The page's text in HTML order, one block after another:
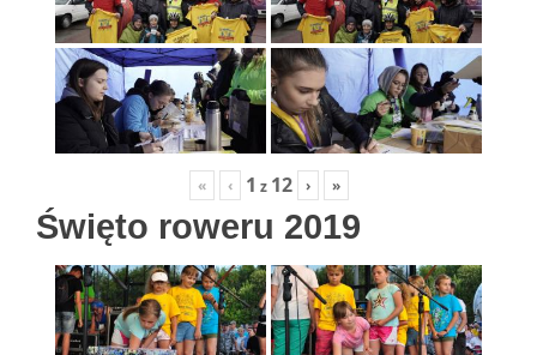
« ‹ 1 z 12 › »
Święto roweru 2019